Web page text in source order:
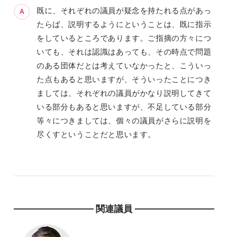
既に、それぞれの議員が疑念を持たれる点があっ
たらば、説明するようにということは、既に指示
をしているところであります。ご指摘の方々につ
いても、それは認識はあっても、その時点で問題
のある団体だとは考えていなかったと、こういっ
た点もあると思いますが、そういったことにつき
ましては、それぞれの議員がかなり説明してきて
いる部分もあると思いますが、不足している部分
等々につきましては、個々の議員がさらに説明を
尽くすということだと思います。
関連議員